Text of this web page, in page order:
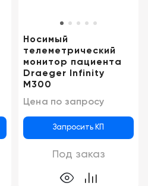
Носимый
телеметрический
монитор пациента
Draeger Infinity
M300
Цена по запросу
Запросить КП
Под заказ